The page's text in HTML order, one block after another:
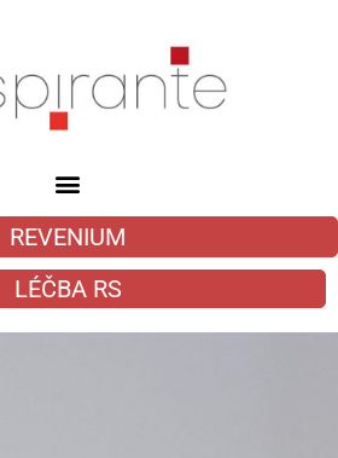
REVENIUM
LÉČBA RS